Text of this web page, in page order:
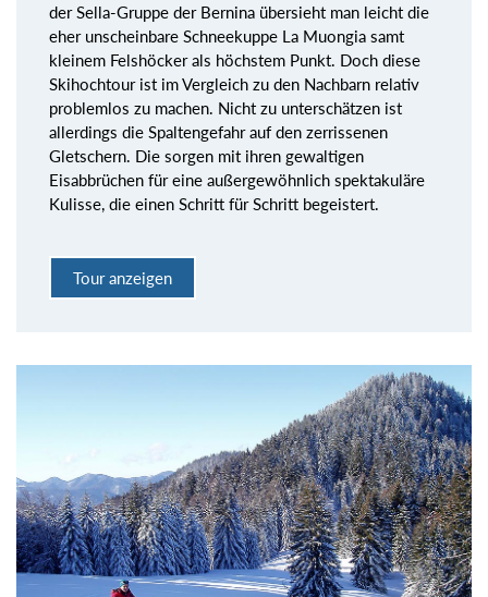
der Sella-Gruppe der Bernina übersieht man leicht die
eher unscheinbare Schneekuppe La Muongia samt
kleinem Felshöcker als höchstem Punkt. Doch diese
Skihochtour ist im Vergleich zu den Nachbarn relativ
problemlos zu machen. Nicht zu unterschätzen ist
allerdings die Spaltengefahr auf den zerrissenen
Gletschern. Die sorgen mit ihren gewaltigen
Eisabbrüchen für eine außergewöhnlich spektakuläre
Kulisse, die einen Schritt für Schritt begeistert.
Tour anzeigen